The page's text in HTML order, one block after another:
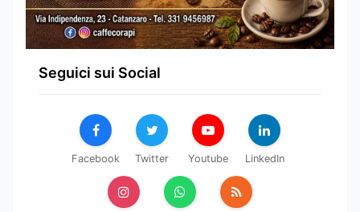
Seguici sui Social
Facebook Twitter Youtube LinkedIn